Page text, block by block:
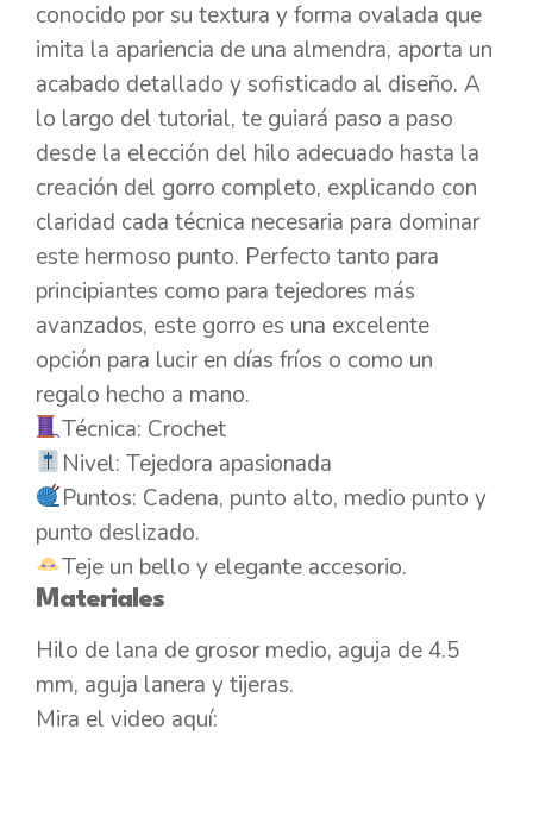
conocido por su textura y forma ovalada que
imita la apariencia de una almendra, aporta un
acabado detallado y sofisticado al diseño. A
lo largo del tutorial, te guiará paso a paso
desde la elección del hilo adecuado hasta la
creación del gorro completo, explicando con
claridad cada técnica necesaria para dominar
este hermoso punto. Perfecto tanto para
principiantes como para tejedores más
avanzados, este gorro es una excelente
opción para lucir en días fríos o como un
regalo hecho a mano.
Técnica: Crochet
Nivel: Tejedora apasionada
Puntos: Cadena, punto alto, medio punto y
punto deslizado.
Teje un bello y elegante accesorio.
Materiales
Hilo de lana de grosor medio, aguja de 4.5
mm, aguja lanera y tijeras.
Mira el video aquí: